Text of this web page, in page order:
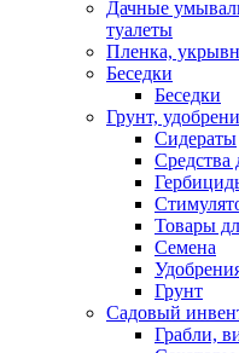
Дачные
туалеты
Пленка,
Беседки
Беседки
Грунт,
Сидераты
Средства
Товары
Семена
Грунт
Садовый
Грабли,